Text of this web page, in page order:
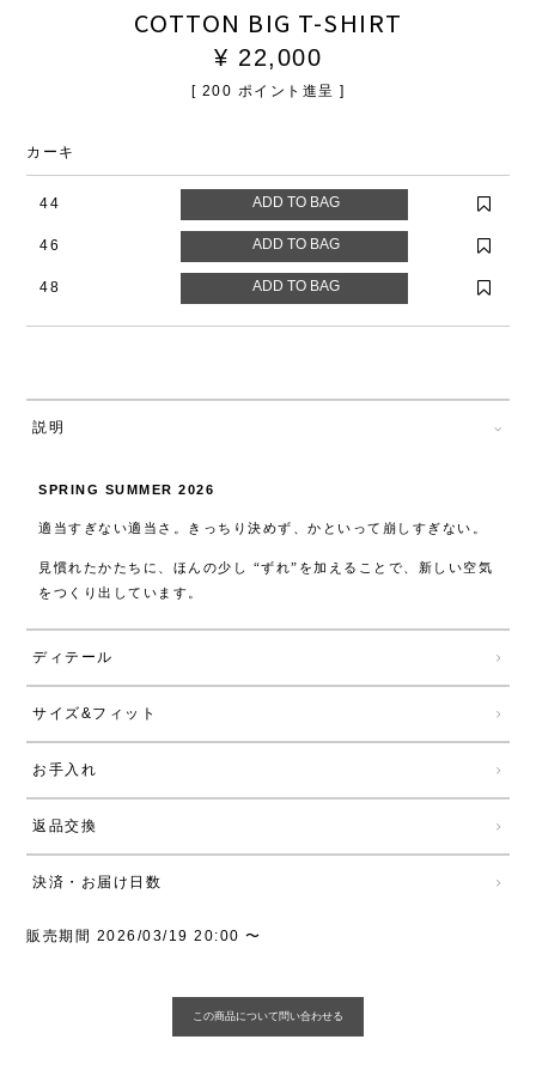
COTTON BIG T-SHIRT
¥ 22,000
[ 200 ポイント進呈 ]
カーキ
44
46
48
説明
SPRING SUMMER 2026
適当すぎない適当さ。きっちり決めず、かといって崩しすぎない。
見慣れたかたちに、ほんの少し “ずれ”を加えることで、新しい空気
をつくり出しています。
ディテール
サイズ&フィット
お手入れ
返品交換
決済・お届け日数
販売期間 2026/03/19 20:00〜